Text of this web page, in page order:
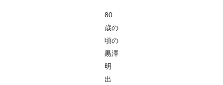
80
歳の
頃の
黒澤
明
出